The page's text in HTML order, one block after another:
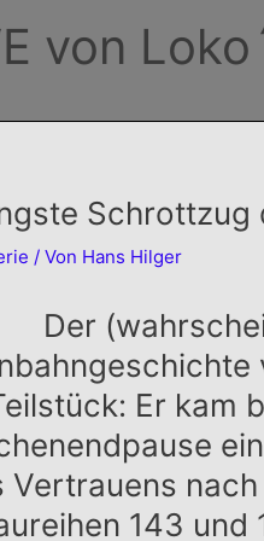
von
Schrottzug
/ Von Hans Hilger
Der
Er kam
Vertrauens
143 und